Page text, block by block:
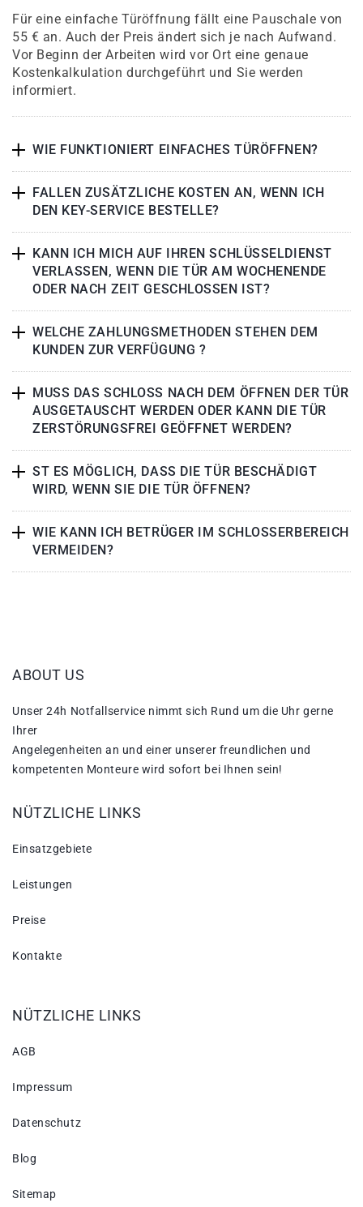
Für eine einfache Türöffnung fällt eine Pauschale von
55 € an. Auch der Preis ändert sich je nach Aufwand.
Vor Beginn der Arbeiten wird vor Ort eine genaue
Kostenkalkulation durchgeführt und Sie werden
informiert.
WIE FUNKTIONIERT EINFACHES TÜRÖFFNEN?
FALLEN ZUSÄTZLICHE KOSTEN AN, WENN ICH
DEN KEY-SERVICE BESTELLE?
KANN ICH MICH AUF IHREN SCHLÜSSELDIENST
VERLASSEN, WENN DIE TÜR AM WOCHENENDE
ODER NACH ZEIT GESCHLOSSEN IST?
WELCHE ZAHLUNGSMETHODEN STEHEN DEM
KUNDEN ZUR VERFÜGUNG ?
MUSS DAS SCHLOSS NACH DEM ÖFFNEN DER TÜR
AUSGETAUSCHT WERDEN ODER KANN DIE TÜR
ZERSTÖRUNGSFREI GEÖFFNET WERDEN?
ST ES MÖGLICH, DASS DIE TÜR BESCHÄDIGT
WIRD, WENN SIE DIE TÜR ÖFFNEN?
WIE KANN ICH BETRÜGER IM SCHLOSSERBEREICH
VERMEIDEN?
ABOUT US
Unser 24h Notfallservice nimmt sich Rund um die Uhr gerne
Ihrer
Angelegenheiten an und einer unserer freundlichen und
kompetenten Monteure wird sofort bei Ihnen sein!
NÜTZLICHE LINKS
Einsatzgebiete
Leistungen
Preise
Kontakte
NÜTZLICHE LINKS
AGB
Impressum
Datenschutz
Blog
Sitemap